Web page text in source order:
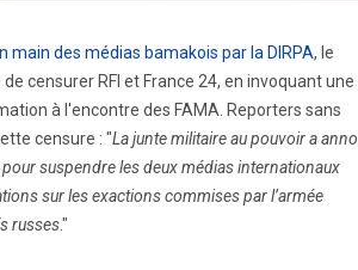
main des médias bamakois par la DIRPA, le
censurer RFI et France 24, en invoquant une
à l'encontre des FAMA. Reporters sans
censure : "La junte militaire au pouvoir a
suspendre les deux médias internationaux
sur les exactions commises par l’armée
russes."